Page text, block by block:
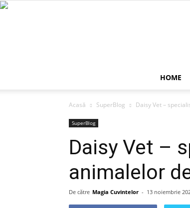
HOME
Acasă SuperBlog Daisy Vet –
SuperBlog
Daisy Vet –
animalelor
De către Magia Cuvintelor - 13 noiembrie